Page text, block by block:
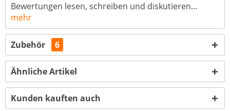
Bewertungen lesen, schreiben und diskutieren...
mehr
Zubehör 6
Ähnliche Artikel
Kunden kauften auch